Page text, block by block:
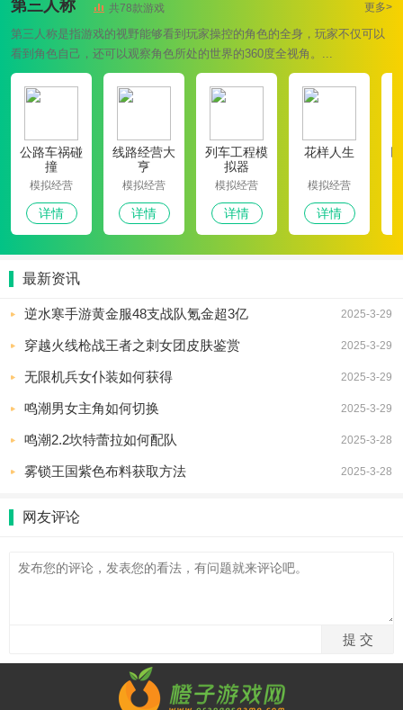
第三人称 共78款游戏 更多>
第三人称是指游戏的视野能够看到玩家操控的角色的全身，玩家不仅可以
看到角色自己，还可以观察角色所处的世界的360度全视角。...
公路车祸碰
撞
模拟经营
详情
线路经营大
亨
模拟经营
详情
列车工程模
拟器
模拟经营
详情
花样人生
模拟经营
详情
最新资讯
逆水寒手游黄金服48支战队氪金超3亿 2025-3-29
穿越火线枪战王者之刺女团皮肤鉴赏 2025-3-29
无限机兵女仆装如何获得 2025-3-29
鸣潮男女主角如何切换 2025-3-29
鸣潮2.2坎特蕾拉如何配队 2025-3-28
雾锁王国紫色布料获取方法 2025-3-28
网友评论